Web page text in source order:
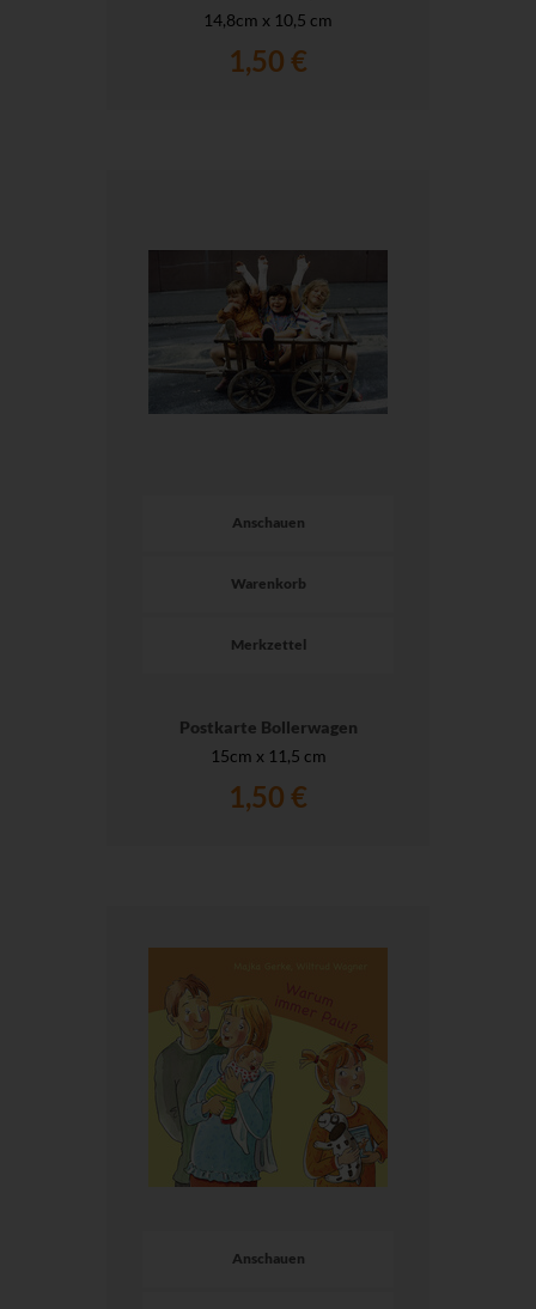
14,8cm x 10,5 cm
1,50 €
Anschauen
Warenkorb
Merkzettel
Postkarte Bollerwagen
15cm x 11,5 cm
1,50 €
Anschauen